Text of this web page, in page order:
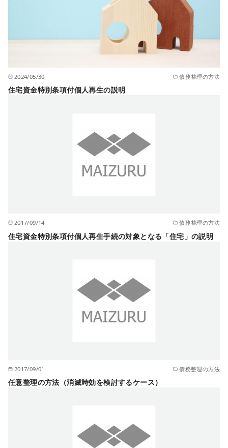
2024/05/30 債務整理の方法
住宅資金特別条項付個人再生の説明
2017/09/14 債務整理の方法
住宅資金特別条項付個人再生手続の対象となる「住宅」の説明
2017/09/01 債務整理の方法
任意整理の方法（消滅時効を検討するケース）